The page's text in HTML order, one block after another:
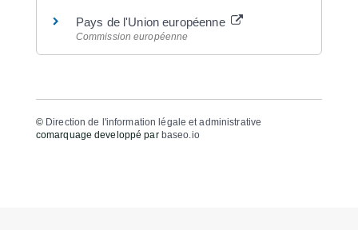
Pays de l'Union européenne
Commission européenne
© Direction de l'information légale et administrative
comarquage developpé par baseo.io